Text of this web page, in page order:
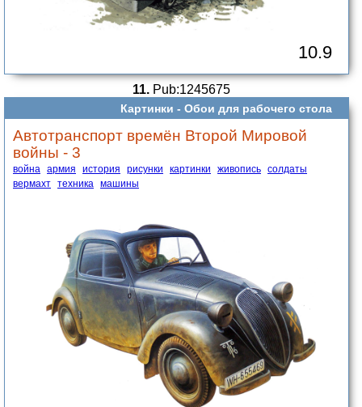
10.9
11.Pub:1245675
Картинки - Обои для рабочего стола
Автотранспорт времён Второй Мировой
войны - 3
война армия история рисунки картинки живопись солдаты
вермахт техника машины